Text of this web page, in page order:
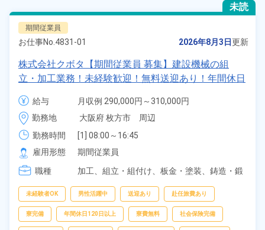
未読
期間従業員
お仕事No. 4831-01 2026年8月3日更新
株式会社クボタ【期間従業員 募集】建設機械の組
立・加工業務！未経験歓迎！無料送迎あり！年間休日
125日★満了慰労金30万円★正社員登用制度あり！人
気の土日祝休みのお仕事！備品付きワンルーム寮完
備！社会保険完備◎入社支度金あり《大阪府枚方市》
給与
月収例 290,000円～310,000円
日給 11,700円～13,700円
勤務地
大阪府 枚方市　周辺
勤務時間
[1] 08:00～16:45
[2] 20:00～04:45
雇用形態
期間従業員
職種
加工、 組立・組付け、 板金・塗装、 鋳造・鍛
ォークリフト
未経験者OK 男性活躍中 送迎あり 赴任旅費あり
寮完備 年間休日120日以上 寮費無料 社会保険完備